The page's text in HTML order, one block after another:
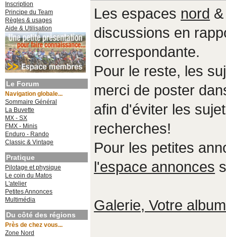
Inscription
Principe du Team
Règles & usages
Aide & Utilisation
Le Forum
Navigation globale...
Sommaire Général
La Buvette
MX - SX
FMX - Minis
Enduro - Rando
Classic & Vintage
Pratique
Pilotage et physique
Le coin du Matos
L'atelier
Petites Annonces
Multimédia
Du côté des régions
Près de chez vous...
Zone Nord
Les espaces nord
discussions en
correspondante.
Pour le reste, les
merci de poster
afin d'éviter les
recherches!
Pour les petites
l'espace annonces
Galerie, Votre